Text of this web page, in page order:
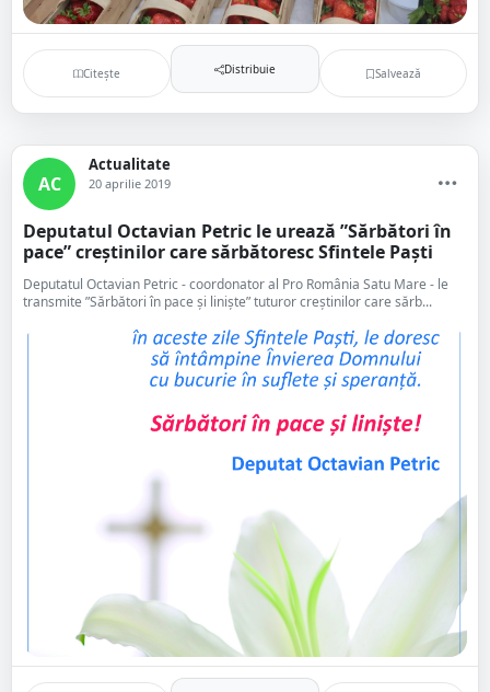
Citește Distribuie Salvează
AC
Actualitate
20 aprilie 2019
Deputatul Octavian Petric le urează ”Sărbători în
pace” creștinilor care sărbătoresc Sfintele Paști
Deputatul Octavian Petric - coordonator al Pro România Satu Mare - le
transmite ”Sărbători în pace și liniște” tuturor creștinilor care sărb...